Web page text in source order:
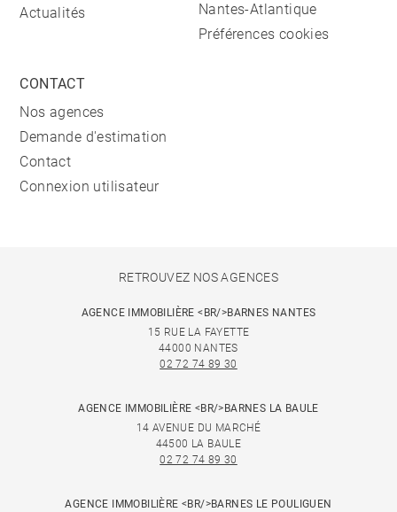
Actualités
Nantes-Atlantique
Préférences cookies
CONTACT
Nos agences
Demande d'estimation
Contact
Connexion utilisateur
RETROUVEZ NOS AGENCES
AGENCE IMMOBILIÈRE <BR/>BARNES NANTES
15 RUE LA FAYETTE
44000 NANTES
02 72 74 89 30
AGENCE IMMOBILIÈRE <BR/>BARNES LA BAULE
14 AVENUE DU MARCHÉ
44500 LA BAULE
02 72 74 89 30
AGENCE IMMOBILIÈRE <BR/>BARNES LE POULIGUEN